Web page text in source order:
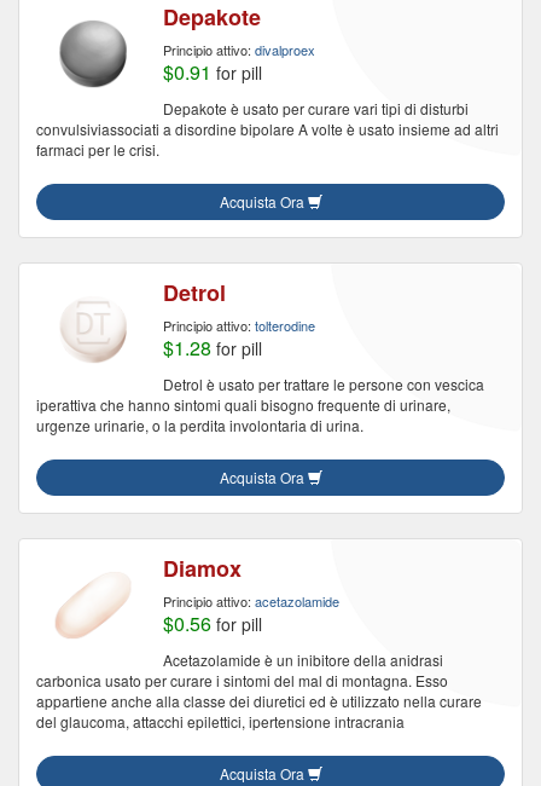
Depakote
Principio attivo: divalproex
$0.91 for pill
Depakote è usato per curare vari tipi di disturbi
convulsiviassociati a disordine bipolare A volte è usato insieme ad altri
farmaci per le crisi.
Acquista Ora
Detrol
Principio attivo: tolterodine
$1.28 for pill
Detrol è usato per trattare le persone con vescica
iperattiva che hanno sintomi quali bisogno frequente di urinare,
urgenze urinarie, o la perdita involontaria di urina.
Acquista Ora
Diamox
Principio attivo: acetazolamide
$0.56 for pill
Acetazolamide è un inibitore della anidrasi
carbonica usato per curare i sintomi del mal di montagna. Esso
appartiene anche alla classe dei diuretici ed è utilizzato nella curare
del glaucoma, attacchi epilettici, ipertensione intracrania
Acquista Ora